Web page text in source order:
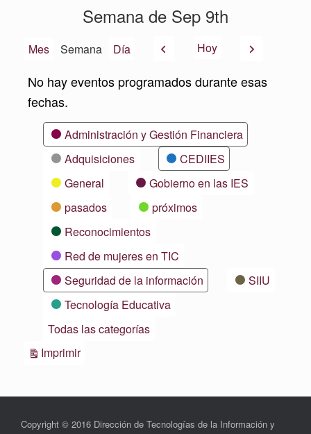
Semana de Sep 9th
Mes Semana Día AnteriorHoy Siguiente
No hay eventos programados durante esas
fechas.
CategoríasAdministración y Gestión Financiera
Adquisiciones
CEDIIES
General
Gobierno en las IES
pasados
próximos
Reconocimientos
Red de mujeres en TIC
Seguridad de la información
SIIU
Tecnología Educativa
Todas las categorías
ImprimirVistas
Copyright © 2016 Dirección de Tecnologías de la Información y